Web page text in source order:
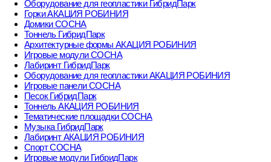
Оборудование для геопластики ГибридПарк
Горки АКАЦИЯ РОБИНИЯ
Домики СОСНА
Тоннель ГибридПарк
Архитектурные формы АКАЦИЯ РОБИНИЯ
Игровые модули СОСНА
Лабиринт ГибридПарк
Оборудование для геопластики АКАЦИЯ РОБИНИЯ
Игровые панели СОСНА
Песок ГибридПарк
Тоннель АКАЦИЯ РОБИНИЯ
Тематические площадки СОСНА
Музыка ГибридПарк
Лабиринт АКАЦИЯ РОБИНИЯ
Спорт СОСНА
Игровые модули ГибридПарк